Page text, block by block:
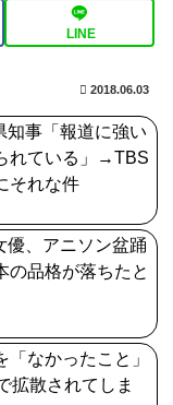
OVER THE
崇さん描き下ろ
ラスト紹介3987
たシコが止まら
してくれたらいい
LINE
2018.06.03
知事「報道に強い
れている」→TBS
それな件
優、アニソン盆踊
の品格が落ちたと
「なかったこと」
拡散されてしま